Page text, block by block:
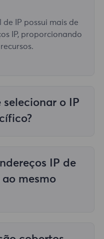
IP possui mais de
IP, proporcionando
o IP
ilimitados
representantes para
IP de
mesmo